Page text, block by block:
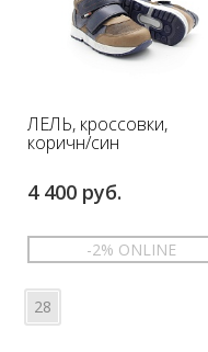
ЛЕЛЬ, кроссовки,
коричн/син
4 400 руб.
-2% ONLINE
28